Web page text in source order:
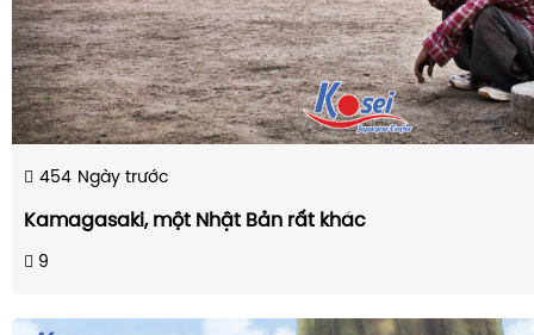
454 Ngày trước
Kamagasaki, một Nhật Bản rất khác
9